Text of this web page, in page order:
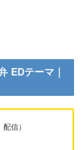
EDテーマ｜
信）